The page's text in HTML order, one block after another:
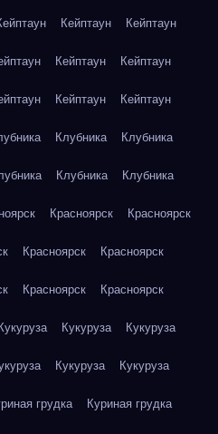
Кейптаун Кейптаун
Кейптаун Кейптаун
Кейптаун Кейптаун
Клубника Клубника
Клубника Клубника
Красноярск Красноярск
Красноярск Красноярск
Красноярск Красноярск
Кукуруза Кукуруза Кукуруза
Кукуруза Кукуруза
грудка Куриная грудка